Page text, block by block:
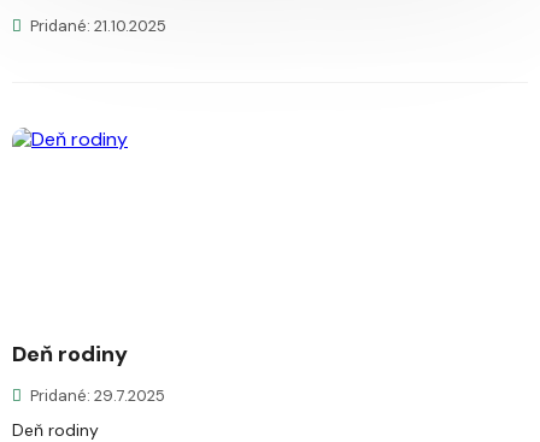
Pridané: 21.10.2025
Deň rodiny
Pridané: 29.7.2025
Deň rodiny